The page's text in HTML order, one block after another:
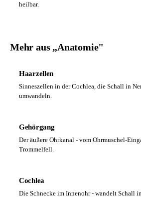
heilbar.
Mehr aus „Anatomie"
Haarzellen
Sinneszellen in der Cochlea, die Schall in
umwandeln.
Gehörgang
Der äußere Ohrkanal - vom Ohrmuschel-
Trommelfell.
Cochlea
Die Schnecke im Innenohr - wandelt Schall